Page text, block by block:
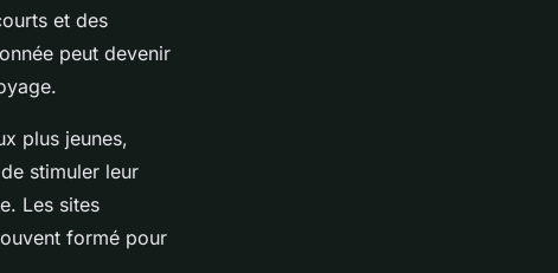
et des
peut devenir
plus jeunes,
stimuler leur
Les sites
formé pour